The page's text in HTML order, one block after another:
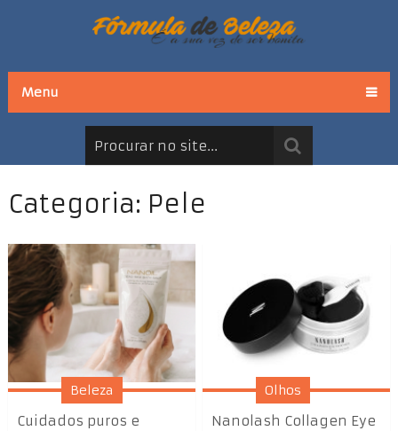
Menu
Categoria: Pele
Beleza
Cuidados puros e
Olhos
Nanolash Collagen Eye